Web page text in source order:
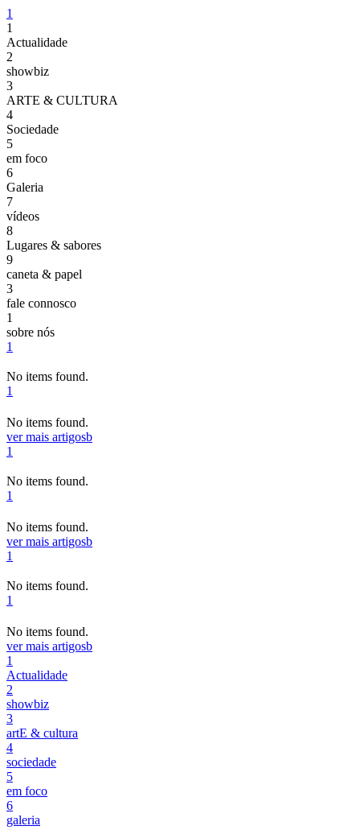
1
1
Actualidade
2
showbiz
3
ARTE & CULTURA
4
Sociedade
5
em foco
6
Galeria
7
vídeos
8
Lugares & sabores
9
caneta & papel
3
fale connosco
1
sobre nós
1
No items found.
1
No items found.
ver mais artigosb
1
No items found.
1
No items found.
ver mais artigosb
1
No items found.
1
No items found.
ver mais artigosb
1
Actualidade
2
showbiz
3
artE & cultura
4
sociedade
5
em foco
6
galeria